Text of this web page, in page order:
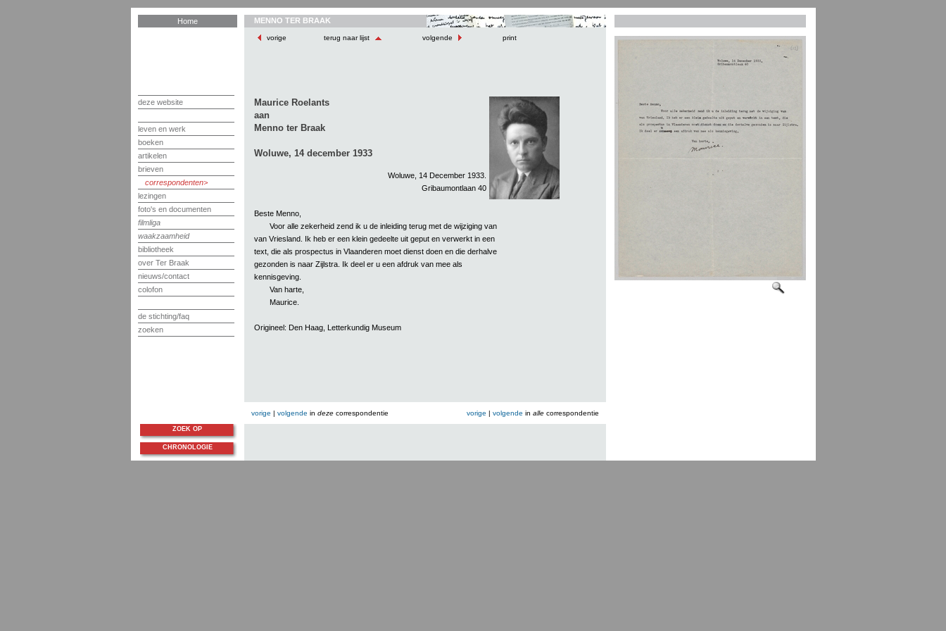
Home
deze website
leven en werk
boeken
artikelen
brieven
correspondenten
lezingen
foto's en documenten
filmliga
waakzaamheid
bibliotheek
over Ter Braak
nieuws/contact
colofon
de stichting/faq
zoeken
MENNO TER BRAAK
vorige terug naar lijst volgende print
Maurice Roelants
aan
Menno ter Braak
Woluwe, 14 december 1933
Woluwe, 14 December 1933.
Gribaumontlaan 40
Beste Menno,
Voor alle zekerheid zend ik u de inleiding terug met de wijziging van
van Vriesland. Ik heb er een klein gedeelte uit geput en verwerkt in een
text, die als prospectus in Vlaanderen moet dienst doen en die derhalve
gezonden is naar Zijlstra. Ik deel er u een afdruk van mee als
kennisgeving.
Van harte,
Maurice.
Origineel: Den Haag, Letterkundig Museum
vorige | volgende in dezecorrespondentie vorige | volgende in allecorrespondentie
ZOEK OP
CHRONOLOGIE